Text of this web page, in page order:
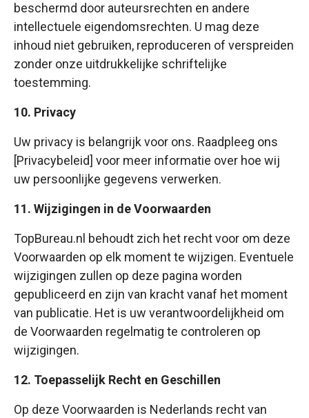
beschermd door auteursrechten en andere
intellectuele eigendomsrechten. U mag deze
inhoud niet gebruiken, reproduceren of verspreiden
zonder onze uitdrukkelijke schriftelijke
toestemming.
10. Privacy
Uw privacy is belangrijk voor ons. Raadpleeg ons
[Privacybeleid] voor meer informatie over hoe wij
uw persoonlijke gegevens verwerken.
11. Wijzigingen in de Voorwaarden
TopBureau.nl behoudt zich het recht voor om deze
Voorwaarden op elk moment te wijzigen. Eventuele
wijzigingen zullen op deze pagina worden
gepubliceerd en zijn van kracht vanaf het moment
van publicatie. Het is uw verantwoordelijkheid om
de Voorwaarden regelmatig te controleren op
wijzigingen.
12. Toepasselijk Recht en Geschillen
Op deze Voorwaarden is Nederlands recht van